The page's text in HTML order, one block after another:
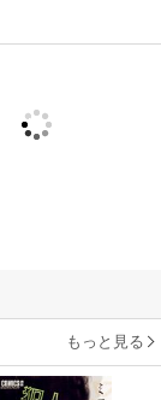
もっと見る